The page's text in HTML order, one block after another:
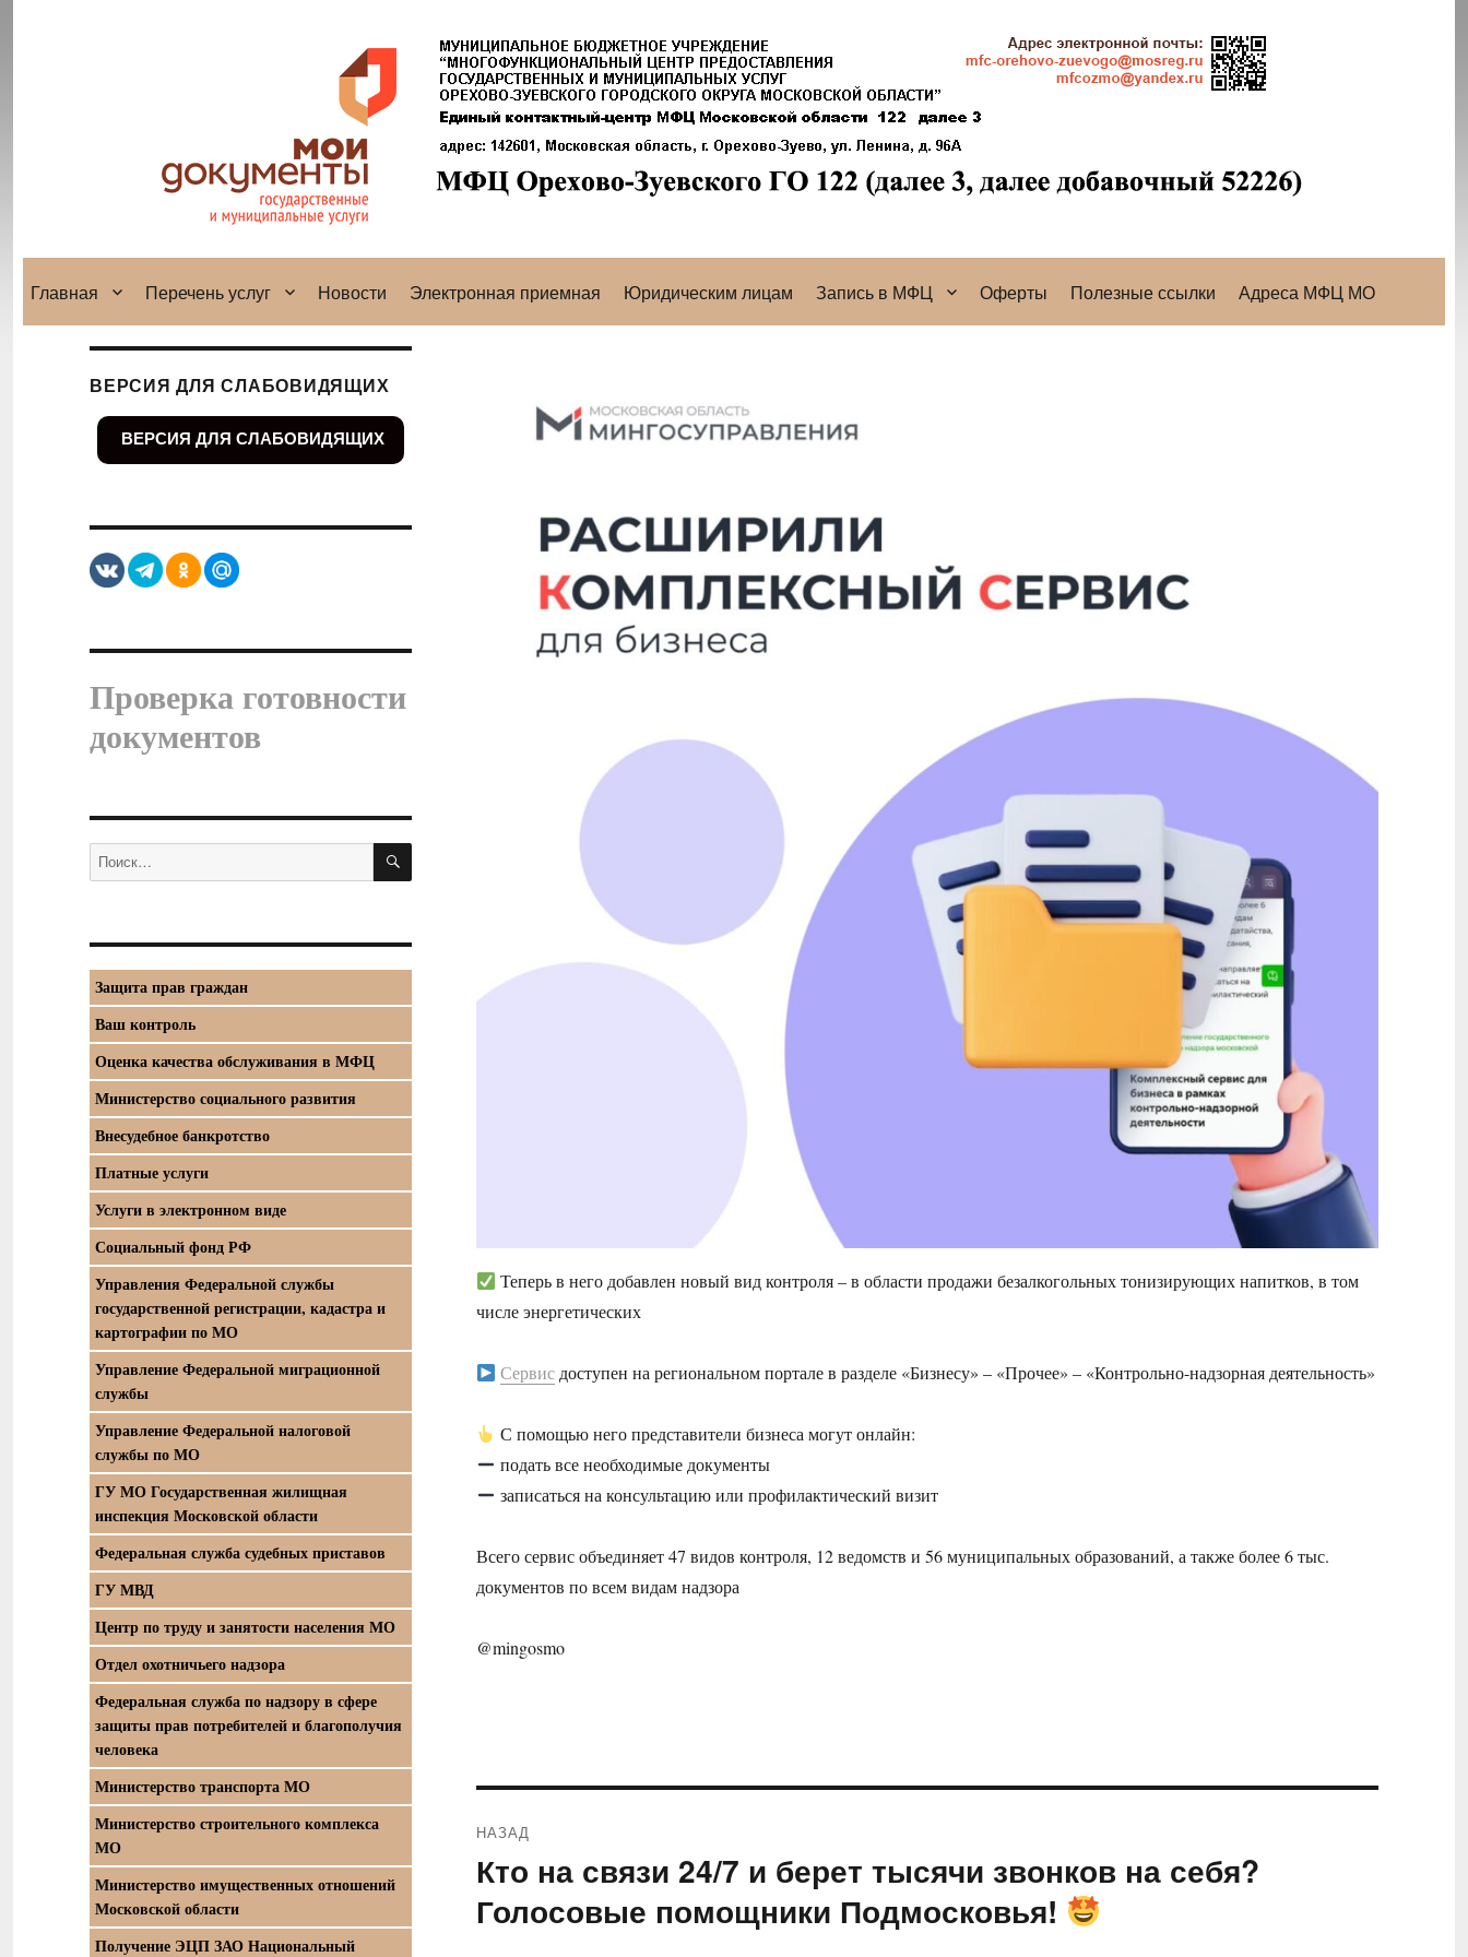
Главная Перечень услуг Новости Электронная приемная Юридическим лицам Запись в МФЦ Оферты Полезные ссылки Адреса МФЦ МО
Теперь в него добавлен новый вид контроля – в области продажи безалкогольных тонизирующих напитков, в том
числе энергетических
Сервис доступен на региональном портале в разделе «Бизнесу» – «Прочее» – «Контрольно-надзорная деятельность»
С помощью него представители бизнеса могут онлайн:
подать все необходимые документы
записаться на консультацию или профилактический визит
Всего сервис объединяет 47 видов контроля, 12 ведомств и 56 муниципальных образований, а также более 6 тыс.
документов по всем видам надзора
@mingosmo
по
записям
НАЗАД
Предыдущая
Кто на связи 24/7 и берет тысячи звонков на себя?
Голосовые помощники Подмосковья!
ВЕРСИЯ ДЛЯ СЛАБОВИДЯЩИХ
ВЕРСИЯ ДЛЯ СЛАБОВИДЯЩИХ
Проверка готовности
документов
Искать: ПОИСК
Защита прав граждан
Ваш контроль
Оценка качества обслуживания в МФЦ
Министерство социального развития
Внесудебное банкротство
Платные услуги
Услуги в электронном виде
Социальный фонд РФ
Управления Федеральной службы
государственной регистрации, кадастра и
картографии по МО
Управление Федеральной миграционной
службы
Управление Федеральной налоговой
службы по МО
ГУ МО Государственная жилищная
инспекция Московской области
Федеральная служба судебных приставов
ГУ МВД
Центр по труду и занятости населения МО
Отдел охотничьего надзора
Федеральная служба по надзору в сфере
защиты прав потребителей и благополучия
человека
Министерство транспорта МО
Министерство строительного комплекса
МО
Министерство имущественных отношений
Московской области
Получение ЭЦП ЗАО Национальный